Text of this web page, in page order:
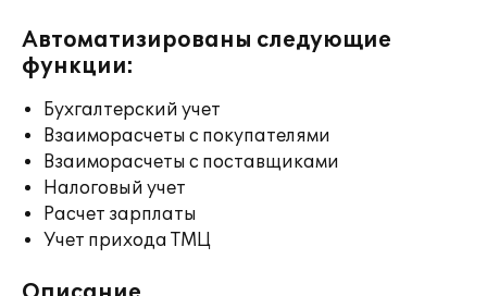
Автоматизированы следующие
функции:
Бухгалтерский учет
Взаиморасчеты с покупателями
Взаиморасчеты с поставщиками
Налоговый учет
Расчет зарплаты
Учет прихода ТМЦ